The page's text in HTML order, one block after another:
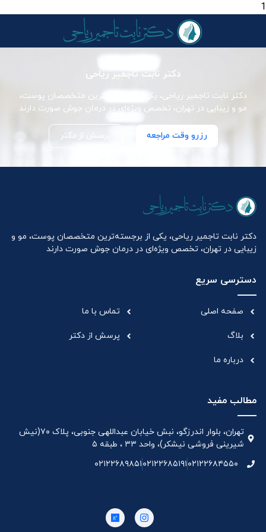
1
دکتر نابت تاجمیر ریاحی
دکتر نابت تاجمیر ریاحی، یکی از برجسته‌ترین متخصصان پوست،
مو و زیبایی در تهران، تخصص ویژه‌ای در درمان جوش صورت دارند
رزرو وقت مراجعه پرسش از دکتر
دکتر نابت تاجمیر ریاحی، یکی از برجسته‌ترین متخصصان پوست، مو و
زیبایی در تهران، تخصص ویژه‌ای در درمان جوش صورت دارند
دسترسی سریع
صفحه اصلی
بلاگ
درباره ما
تماس با ما
پرسش از دکتر
مطالب مفید
تهران، بلوار اندرزگو، نبش خیابان عبداللهی جنوبی، پلاک ۷۰(نیش
شیرینی فروشی نیشکر)، واحد ۳۳ ، طبقه ۵
۰۲۱۲۲۶۸۴۵۵۰۰۲۱۲۲۶۸۵۱۹۱۰۲۱۲۲۶۸۹۸۵۱